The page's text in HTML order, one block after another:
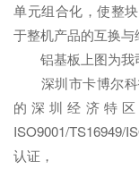
单元组合化，使整
于整机产品的互换与
铝基板上图为我
深圳市卡博尔科
的深圳经济特
ISO9001/TS16949/
认证，